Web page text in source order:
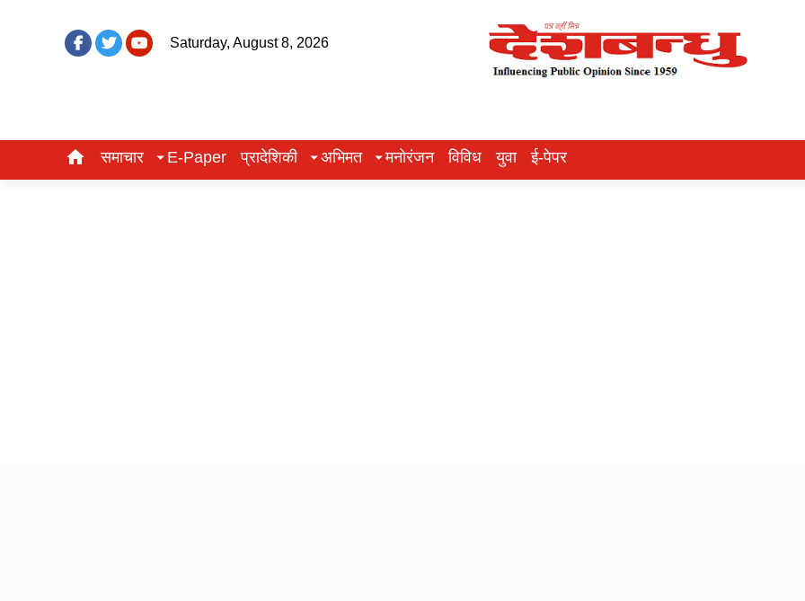
Saturday, August 8, 2026
समाचार E-Paper प्रादेशिकी अभिमत मनोरंजन विविध युवा ई-पेपर